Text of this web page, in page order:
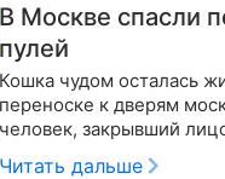
В Москве спасли
пулей
Кошка чудом осталась
переноске к дверям
человек, закрывший
не понимающую
Читать дальше